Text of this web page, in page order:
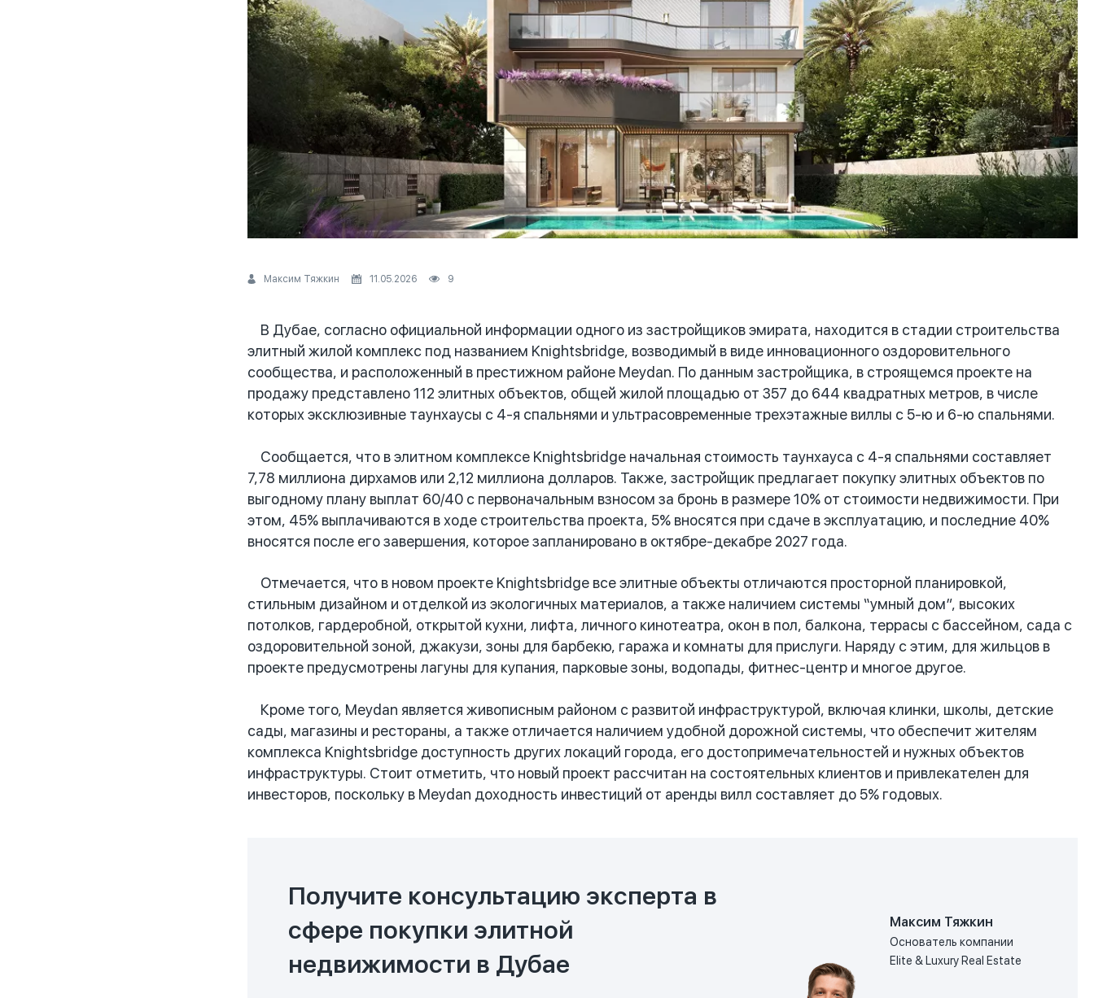
Максим Тяжкин 11.05.2026 9
В Дубае, согласно официальной информации одного из застройщиков эмирата, находится в стадии строительства
элитный жилой комплекс под названием Knightsbridge, возводимый в виде инновационного оздоровительного
сообщества, и расположенный в престижном районе Meydan. По данным застройщика, в строящемся проекте на
продажу представлено 112 элитных объектов, общей жилой площадью от 357 до 644 квадратных метров, в числе
которых эксклюзивные таунхаусы с 4-я спальнями и ультрасовременные трехэтажные виллы с 5-ю и 6-ю спальнями.
Сообщается, что в элитном комплексе Knightsbridge начальная стоимость таунхауса с 4-я спальнями составляет
7,78 миллиона дирхамов или 2,12 миллиона долларов. Также, застройщик предлагает покупку элитных объектов по
выгодному плану выплат 60/40 с первоначальным взносом за бронь в размере 10% от стоимости недвижимости. При
этом, 45% выплачиваются в ходе строительства проекта, 5% вносятся при сдаче в эксплуатацию, и последние 40%
вносятся после его завершения, которое запланировано в октябре-декабре 2027 года.
Отмечается, что в новом проекте Knightsbridge все элитные объекты отличаются просторной планировкой,
стильным дизайном и отделкой из экологичных материалов, а также наличием системы “умный дом”, высоких
потолков, гардеробной, открытой кухни, лифта, личного кинотеатра, окон в пол, балкона, террасы с бассейном, сада с
оздоровительной зоной, джакузи, зоны для барбекю, гаража и комнаты для прислуги. Наряду с этим, для жильцов в
проекте предусмотрены лагуны для купания, парковые зоны, водопады, фитнес-центр и многое другое.
Кроме того, Meydan является живописным районом с развитой инфраструктурой, включая клинки, школы, детские
сады, магазины и рестораны, а также отличается наличием удобной дорожной системы, что обеспечит жителям
комплекса Knightsbridge доступность других локаций города, его достопримечательностей и нужных объектов
инфраструктуры. Стоит отметить, что новый проект рассчитан на состоятельных клиентов и привлекателен для
инвесторов, поскольку в Meydan доходность инвестиций от аренды вилл составляет до 5% годовых.
Получите консультацию эксперта в
сфере покупки элитной
недвижимости в Дубае
Максим Тяжкин
Основатель компании
Elite & Luxury Real Estate